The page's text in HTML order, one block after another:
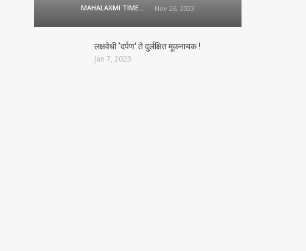
MAHALAXMI TIMES Nov 26, 2023
लक्षवेधी ‘दर्पण’ ते दुर्लक्षित मूकनायक !
Jan 7, 2023